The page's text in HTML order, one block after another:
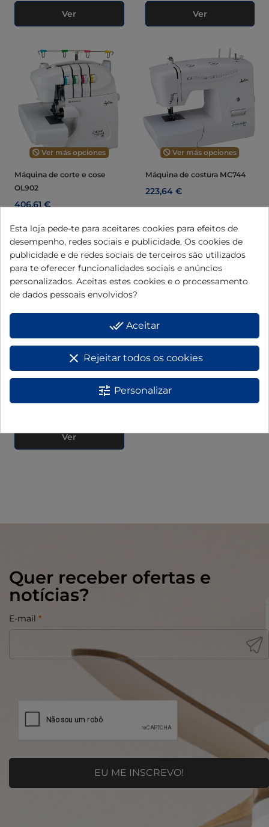
Ver Ver
Ver más opciones
Máquina de corte e cose
OL902
406,61 €
Ver
Ver más opciones
Máquina de costura MC744
223,64 €
Ver
Ver más opciones
Máquina de costura MC695
Ver
Quer receber ofertas e
notícias?
E-mail *
Esta loja pede-te para aceitares cookies para efeitos de
desempenho, redes sociais e publicidade. Os cookies de
publicidade e de redes sociais de terceiros são utilizados
para te oferecer funcionalidades sociais e anúncios
personalizados. Aceitas estes cookies e o processamento
de dados pessoais envolvidos?
done_all Aceitar
clear Rejeitar todos os cookies
tune Personalizar